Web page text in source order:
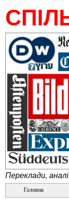
Переклади,
Головна